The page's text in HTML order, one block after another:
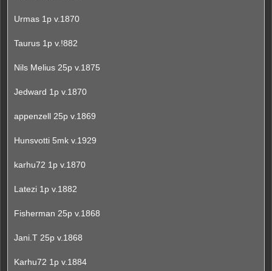
Urmas 1p v.1870
Taurus 1p v.!882
Nils Melius 25p v.1875
Jedward 1p v.1870
appenzell 25p v.1869
Hunsvotti 5mk v.1929
karhu72 1p v.1870
Latezi 1p v.1882
Fisherman 25p v.1868
Jani.T 25p v.1868
Karhu72 1p v.1884